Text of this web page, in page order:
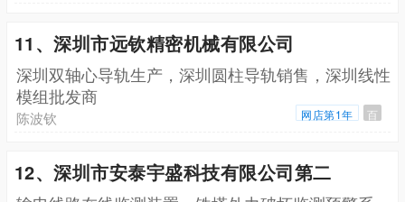
11、深圳市远钦精密机械有限公司
深圳双轴心导轨生产，深圳圆柱导轨销售，深圳线性
模组批发商
陈波钦 网店第1年 百
12、深圳市安泰宇盛科技有限公司第二